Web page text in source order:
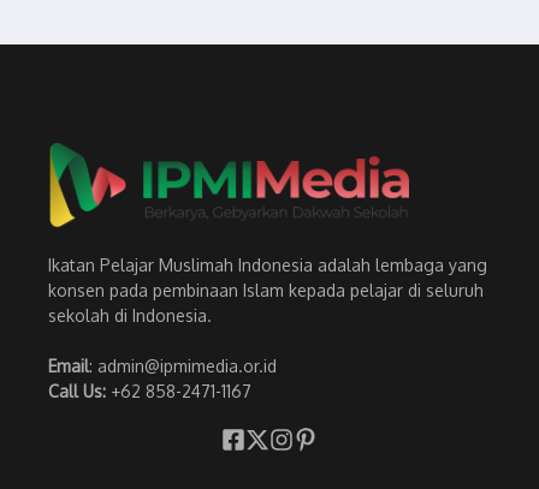
Ikatan Pelajar Muslimah Indonesia adalah lembaga yang
konsen pada pembinaan Islam kepada pelajar di seluruh
sekolah di Indonesia.
Email: admin@ipmimedia.or.id
Call Us: +62 858-2471-1167